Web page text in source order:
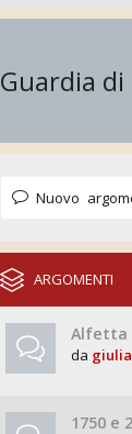
Guardia di
Nuovo
ARGOMENTI
Alfetta
da
1750 e